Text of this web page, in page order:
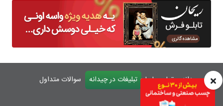
درباره چیدانه تماس با ما تبلیغات در چیدانه
سوالات متداول
ورود